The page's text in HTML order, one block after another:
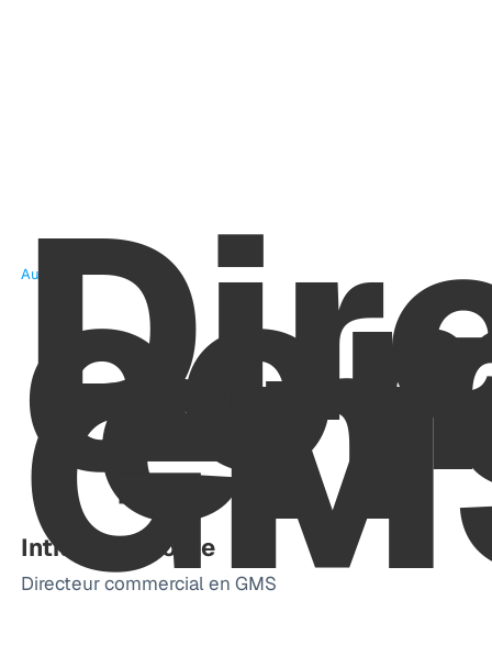
Au siège en
Intitulé de poste
Directeur commercial en GMS